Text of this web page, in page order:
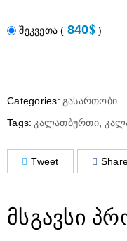
შეკვეთა( 840$)
Categories: გასართობი
Tags: კალათბურთი,
Tweet
ᲛᲡᲒᲐᲕᲡᲘ